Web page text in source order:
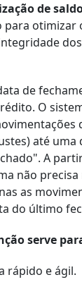
de
otimizar
de
O
até uma
A
não
as
do último
serve
rápido e ágil.